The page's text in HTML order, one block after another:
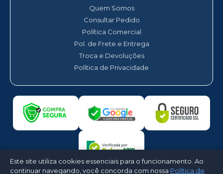
Quem Somos
Consultar Pedido
Política Comercial
Pol. de Frete e Entrega
Troca e Devoluções
Política de Privacidade
Este site utiliza cookies essenciais para o funcionamento. Ao
continuar navegando, você concorda com nossa Política de